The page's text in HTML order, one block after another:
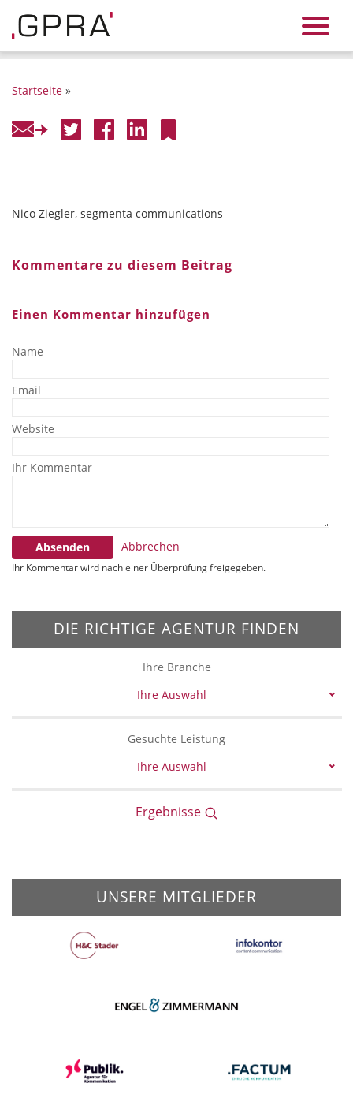
Startseite »
Nico Ziegler, segmenta communications
Kommentare zu diesem Beitrag
Einen Kommentar hinzufügen
Name
Email
Website
Ihr Kommentar
Absenden Abbrechen
Ihr Kommentar wird nach einer Überprüfung freigegeben.
DIE RICHTIGE AGENTUR FINDEN
Ihre Branche
Ihre Auswahl
Gesuchte Leistung
Ihre Auswahl
Ergebnisse
UNSERE MITGLIEDER